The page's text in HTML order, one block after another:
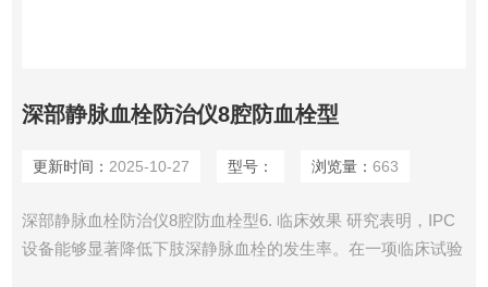
深部静脉血栓防治仪8腔防血栓型
更新时间： 2025-10-27 型号： 浏览量： 663
深部静脉血栓防治仪8腔防血栓型6. 临床效果 研究表明，IPC
设备能够显著降低下肢深静脉血栓的发生率。在一项临床试验